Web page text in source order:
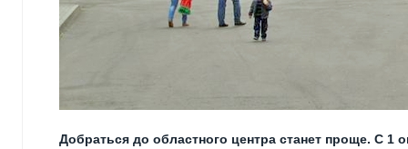
Добраться до областного центра станет проще. С 1